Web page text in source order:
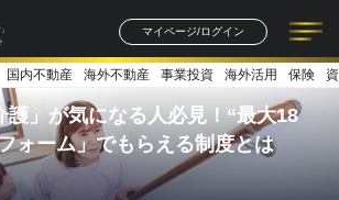
マイページ/ログイン
記事一覧 連載一覧
著者一覧 書籍一覧
国内不動産 海外不動産 事業投資 海外活用 保険
護」が気になる人必見！“最大18
ォーム」でもらえる制度とは